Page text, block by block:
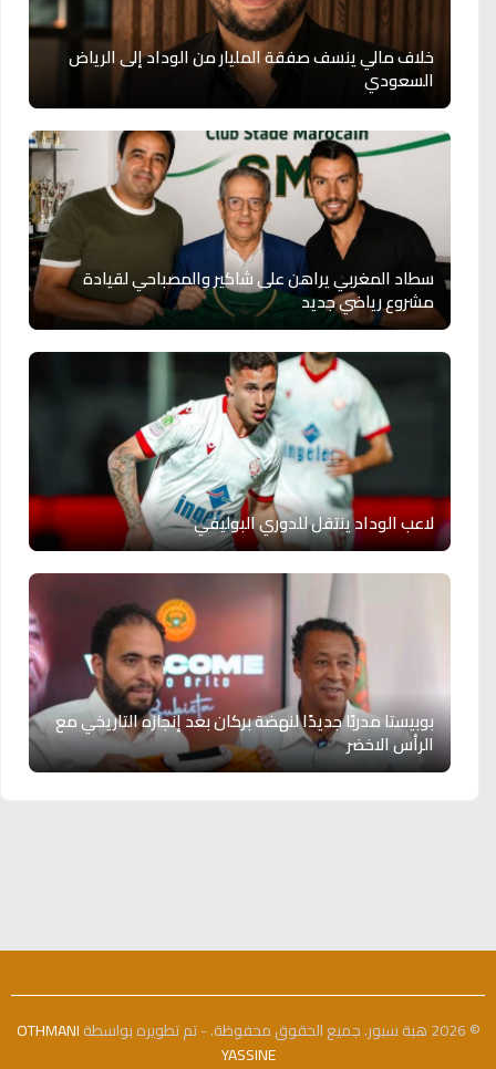
خلاف مالي ينسف صفقة المليار من الوداد إلى الرياض
السعودي
سطاد المغربي يراهن على شاكير والمصباحي لقيادة
مشروع رياضي جديد
لاعب الوداد ينتقل للدوري البوليفي
بوبيستا مدربًا جديدًا لنهضة بركان بعد إنجازه التاريخي مع
الرأس الاخضر
© 2026 هبة سبور. جميع الحقوق محفوظة. - تم تطويره بواسطة
OTHMANI
YASSINE